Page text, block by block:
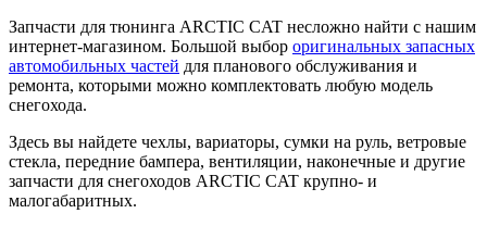
Запчасти для тюнинга ARCTIC CAT несложно найти с нашим
интернет-магазином. Большой выбор оригинальных запасных
автомобильных частей для планового обслуживания и
ремонта, которыми можно комплектовать любую модель
снегохода.
Здесь вы найдете чехлы, вариаторы, сумки на руль, ветровые
стекла, передние бампера, вентиляции, наконечные и другие
запчасти для снегоходов ARCTIC CAT крупно- и
малогабаритных.